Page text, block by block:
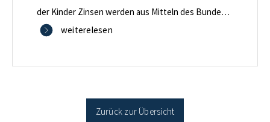
der Kinder Zinsen werden aus Mitteln des Bundes
verbilligt: Heutiger Zins bei 0,53 Prozent effektiv bei
Antragstellende verpflichten sich zu energetischer
Sanierung in Einzelmaßnahmen […]
weiterelesen
Zurück zur Übersicht